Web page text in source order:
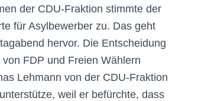
der CDU-Fraktion stimmte der
für Asylbewerber zu. Das geht
hervor. Die Entscheidung
FDP und Freien Wählern
Lehmann von der CDU-Fraktion
weil er befürchte, dass